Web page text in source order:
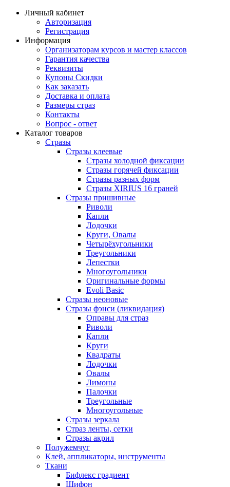
Личный кабинет
Авторизация
Регистрация
Информация
Организаторам курсов и мастер классов
Гарантия качества
Реквизиты
Купоны Скидки
Как заказать
Доставка и оплата
Размеры страз
Контакты
Вопрос - ответ
Каталог товаров
Стразы
Стразы клеевые
Стразы холодной фиксации
Стразы горячей фиксации
Стразы разных форм
Стразы XIRIUS 16 граней
Стразы пришивные
Риволи
Капли
Лодочки
Круги, Овалы
Четырёхугольники
Треугольники
Лепестки
Многоугольники
Оригинальные формы
Evoli Basic
Стразы неоновые
Стразы фэнси (ликвидация)
Оправы для страз
Риволи
Капли
Круги
Квадраты
Лодочки
Овалы
Лимоны
Палочки
Треугольные
Многоугольные
Стразы зеркала
Страз ленты, сетки
Стразы акрил
Полужемчуг
Клей, аппликаторы, инструменты
Ткани
Бифлекс градиент
Шифон